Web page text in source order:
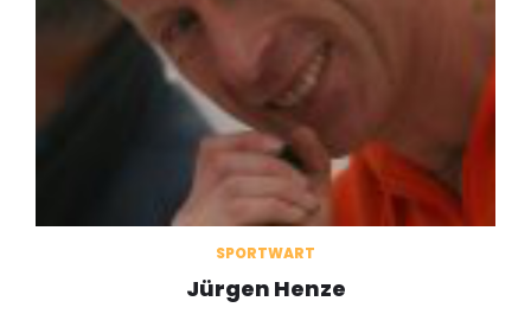
SPORTWART
Jürgen Henze